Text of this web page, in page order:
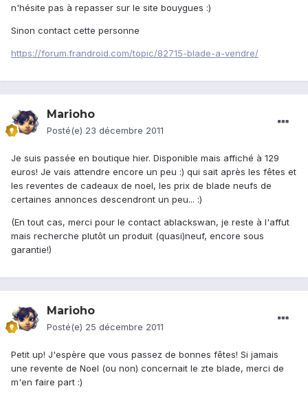
n'hésite pas à repasser sur le site bouygues :)
Sinon contact cette personne
https://forum.frandroid.com/topic/82715-blade-a-vendre/
Marioho
Posté(e) 23 décembre 2011
Je suis passée en boutique hier. Disponible mais affiché à 129
euros! Je vais attendre encore un peu :) qui sait après les fêtes et
les reventes de cadeaux de noel, les prix de blade neufs de
certaines annonces descendront un peu... :)
(En tout cas, merci pour le contact ablackswan, je reste à l'affut
mais recherche plutôt un produit (quasi)neuf, encore sous
garantie!)
Marioho
Posté(e) 25 décembre 2011
Petit up! J'espère que vous passez de bonnes fêtes! Si jamais
une revente de Noel (ou non) concernait le zte blade, merci de
m'en faire part :)